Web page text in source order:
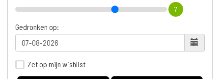
7
Gedronken op:
Zet op mijn wishlist